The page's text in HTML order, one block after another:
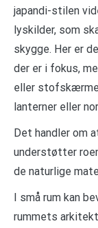
japandi-stilen
lyskilder, som
skygge. Her er
der er i fokus,
eller
lanterner eller
Det handler om
understøtter
de naturlige
I små rum kan
rummets